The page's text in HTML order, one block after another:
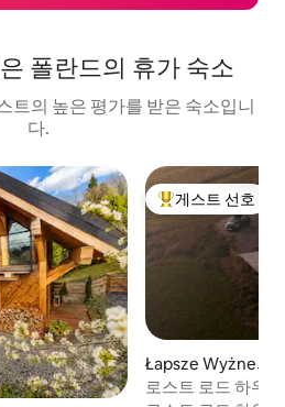
폴란드의 휴가 숙소
트의 높은 평가를 받은 숙소입니
다.
상위 게스트 선호
게스트 선호
Łapsze Wyżne의
로스트 로드 하우스